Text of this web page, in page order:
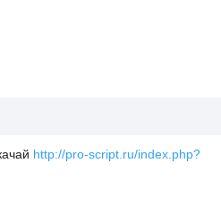
http://pro-script.ru/index.php?